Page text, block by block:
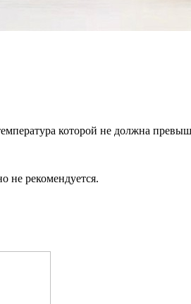
которой не должна
не рекомендуется.